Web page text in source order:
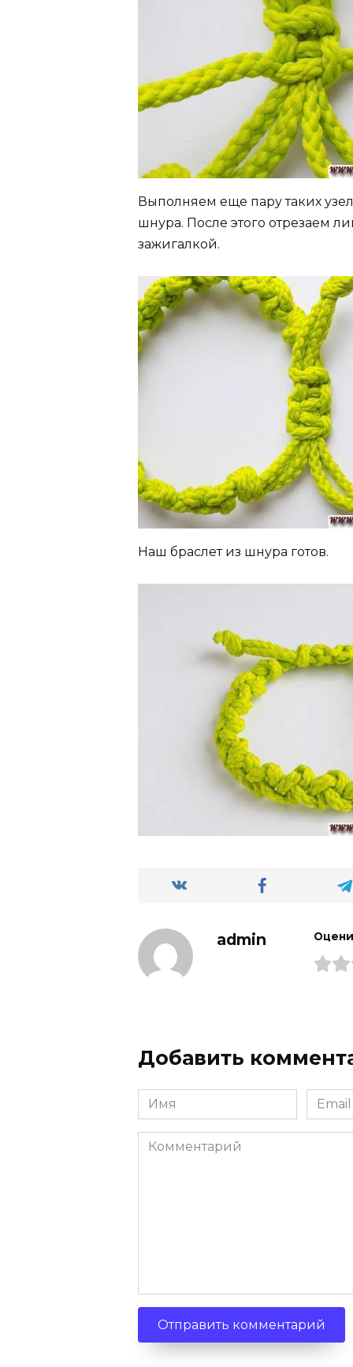
Выполняем еще пару таких
шнура. После этого отрезаем
зажигалкой.
Наш браслет из шнура готов.
admin
Добавить
Имя Email
Комментарий